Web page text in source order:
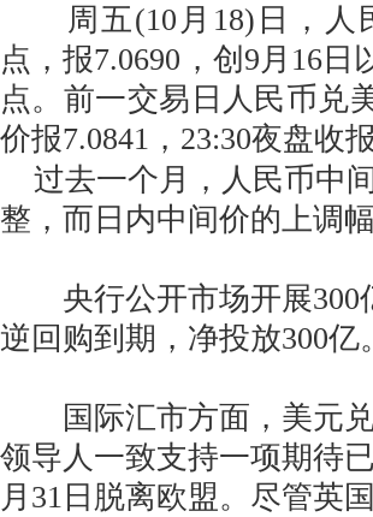
周五(10月18)日，人
点，报7.0690，创9月16
点。前一交易日人民币兑
价报7.0841，23:30夜盘收报
过去一个月，人民币中
整，而日内中间价的上调
央行公开市场开展300
逆回购到期，净投放300亿。
国际汇市方面，美元兑
领导人一致支持一项期待
月31日脱离欧盟。尽管英